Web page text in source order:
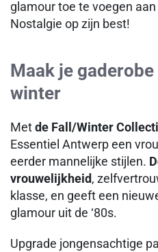
glamour toe te voegen
Nostalgie op zijn best!
Maak je
winter
Metde Fall/Winter
Essentiel Antwerp een
eerder mannelijke stijlen.
vrouwelijkheid,
klasse, en geeft een
glamour uit de ‘80s.
Upgrade jongensachtige